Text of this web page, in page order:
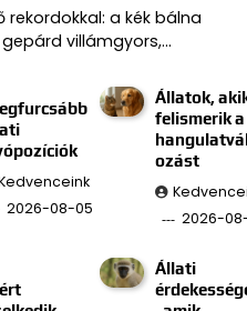
a kék bálna
villámgyors,…
2026-08-05
Állatok,
felismerik a
ozást
2026-
Állati